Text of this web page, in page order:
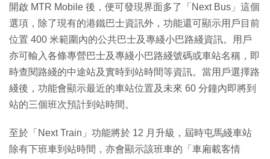
開啟 MTR Mobile 後，便可發現界面多了「Next Bus」這個
選項，除了現有的港鐵巴士資訊外，功能還可顯示用戶目前
位置 400 米範圍內的公共巴士及專綫小巴路綫資訊。用戶
亦可輸入各條專營巴士及專綫小巴路綫號碼或車站名稱，即
時查閱路綫的中途站及實時到站時間等資訊。當用戶選擇路
綫後，功能會顯示最近的車站位置及未來 60 分鐘內即將到
站的三個班次預計到站時間。
至於「Next Train」功能將於 12 月升級，屆時屯馬綫車站
除有下班車到站時間，亦會顯示該班車的「車廂載客情